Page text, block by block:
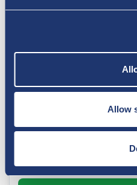
Allow
Carado T135 PRO +
🇨🇭 € 50.328